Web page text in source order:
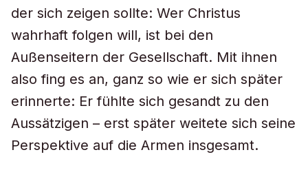
der sich zeigen sollte: Wer Christus
wahrhaft folgen will, ist bei den
Außenseitern der Gesellschaft. Mit ihnen
also fing es an, ganz so wie er sich später
erinnerte: Er fühlte sich gesandt zu den
Aussätzigen – erst später weitete sich seine
Perspektive auf die Armen insgesamt.